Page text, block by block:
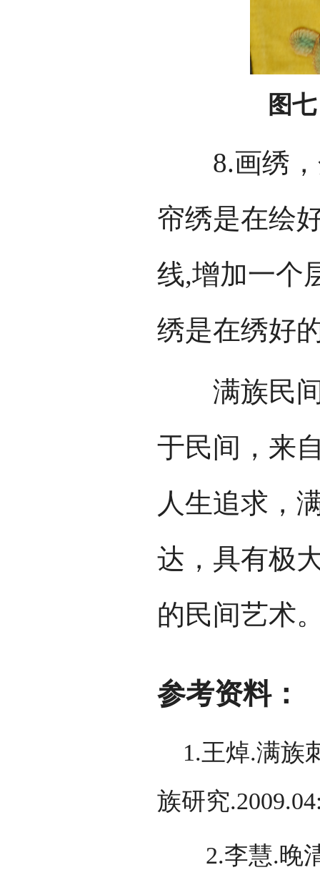
图
8.画绣，
帘绣是在绘
线,增加一个
绣是在绣好
满族民间
于民间，来
人生追求，
达，具有极
的民间艺术
参考资料：
1.王焯.满族
族研究
2.李慧.晚清